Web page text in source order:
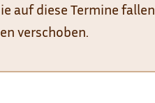
auf diese Termine fallen
verschoben.